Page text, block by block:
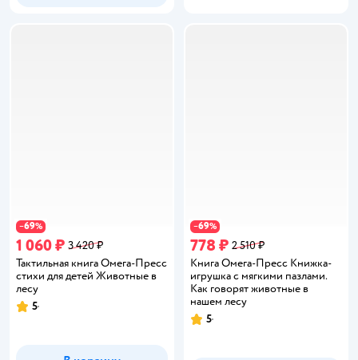
−69%
1 060 ₽ 3 420 ₽
Тактильная книга Омега-Пресс
стихи для детей Животные в
лесу
Рейтинг:
5
−69%
778 ₽ 2 510 ₽
Книга Омега-Пресс Книжка-
игрушка с мягкими пазлами.
Как говорят животные в
нашем лесу
Рейтинг:
5